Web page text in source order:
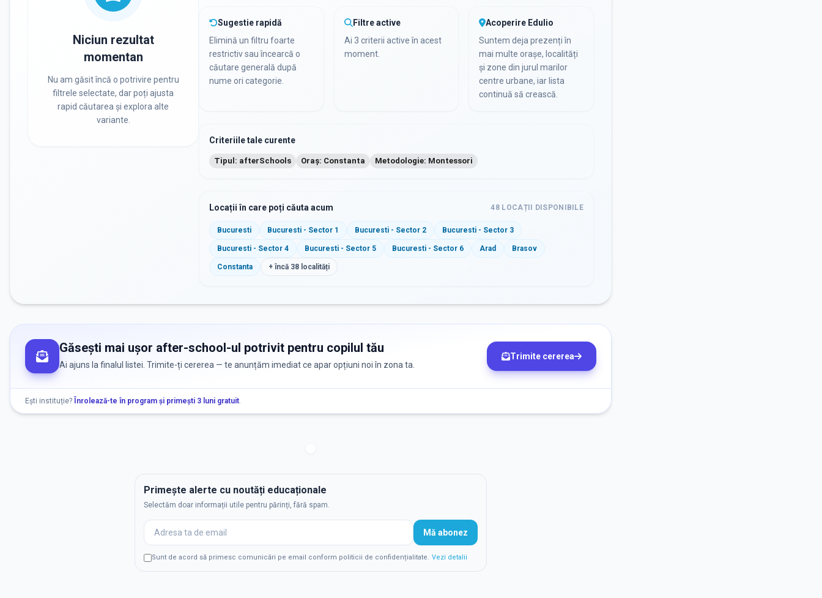
Niciun rezultat
momentan
Nu am găsit încă o potrivire pentru
filtrele selectate, dar poți ajusta
rapid căutarea și explora alte
variante.
Sugestie rapidă
Elimină un filtru foarte
restrictiv sau încearcă o
căutare generală după
nume ori categorie.
Filtre active
Ai 3 criterii active în acest
moment.
Acoperire Edulio
Suntem deja prezenți în
mai multe orașe, localități
și zone din jurul marilor
centre urbane, iar lista
continuă să crească.
Criteriile tale curente
Tipul: afterSchools Oraș: Constanta Metodologie: Montessori
Locații în care poți căuta acum 48 LOCAȚII DISPONIBILE
Bucuresti Bucuresti - Sector 1 Bucuresti - Sector 2 Bucuresti - Sector 3
Bucuresti - Sector 4 Bucuresti - Sector 5 Bucuresti - Sector 6 Arad Brasov
Constanta + încă 38 localități
Găsești mai ușor after-school-ul potrivit pentru copilul tău
Ai ajuns la finalul listei. Trimite-ți cererea — te anunțăm imediat ce apar opțiuni noi în zona ta.
Trimite cererea
Ești instituție? Înrolează-te în program și primești 3 luni gratuit.
Primește alerte cu noutăți educaționale
Selectăm doar informații utile pentru părinți, fără spam.
Mă abonez
Sunt de acord să primesc comunicări pe email conform politicii de confidențialitate. Vezi detalii